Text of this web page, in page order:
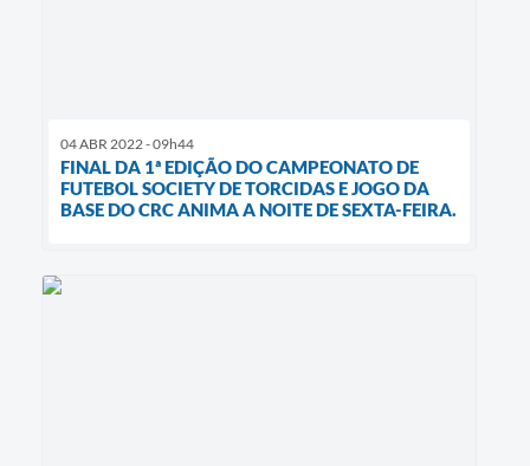
04 ABR 2022 - 09h44
FINAL DA 1ª EDIÇÃO DO CAMPEONATO DE
FUTEBOL SOCIETY DE TORCIDAS E JOGO DA
BASE DO CRC ANIMA A NOITE DE SEXTA-FEIRA.